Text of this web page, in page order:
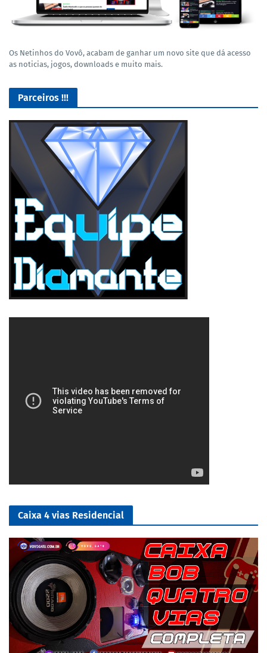
Os Netinhos do Vovô, acabam de ganhar um novo site que dá acesso
as noticias, jogos, downloads e muito mais.
Parceiros !!!
Lives de Gameplay no Facebook Gaming e muito mais
Caixa 4 vias Residencial